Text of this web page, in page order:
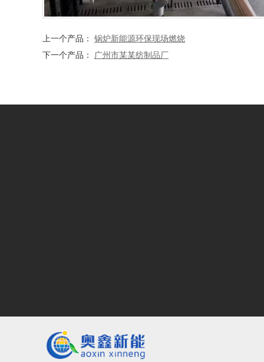
上一个产品： 锅炉新能源环保现场燃烧
下一个产品：
广州市某某纺制品厂